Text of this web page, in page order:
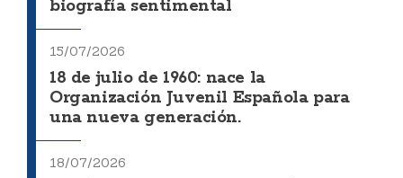
biografía sentimental
15/07/2026
18 de julio de 1960: nace la
Organización Juvenil Española para
una nueva generación.
18/07/2026